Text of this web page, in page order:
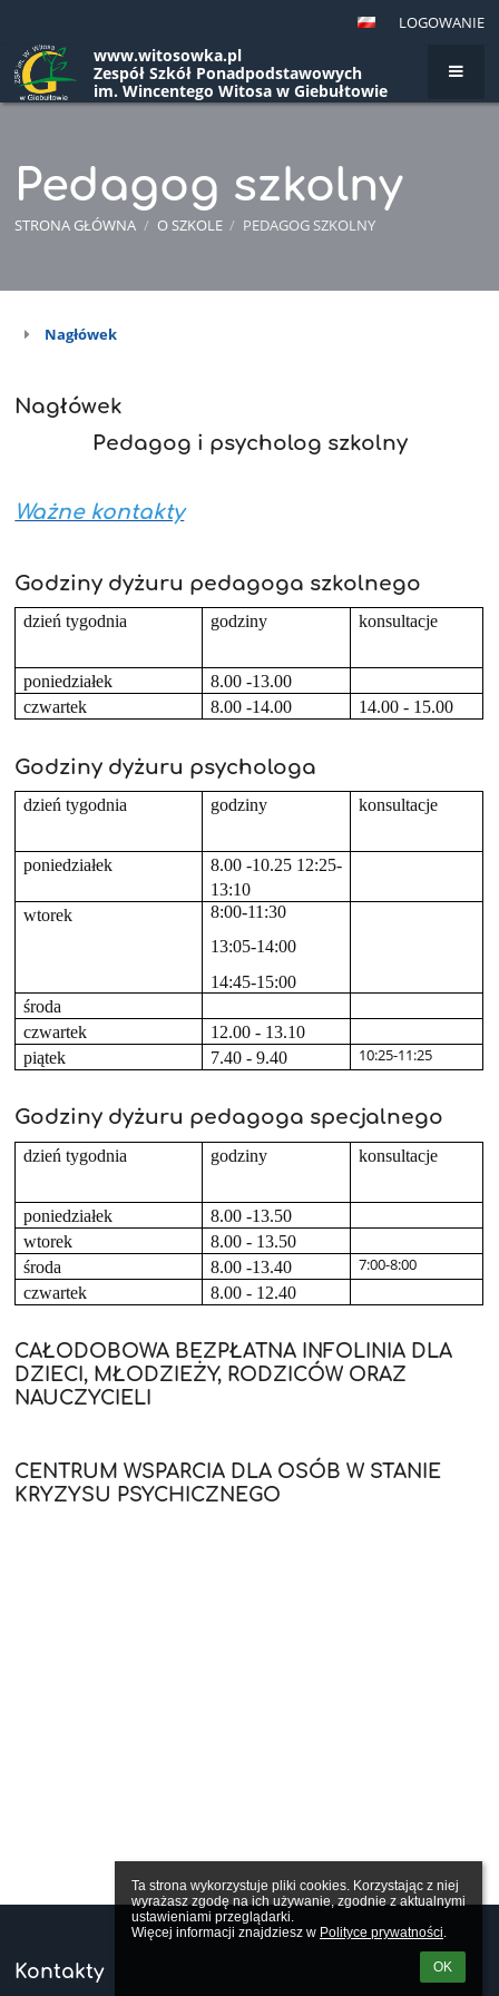
Ta strona wykorzystuje pliki cookies. Korzystając z niej
wyrażasz zgodę na ich używanie, zgodnie z aktualnymi
ustawieniami przeglądarki.
Więcej informacji znajdziesz w Polityce prywatności.
OK
LOGOWANIE
www.witosowka.pl
Zespół Szkół Ponadpodstawowych
im. Wincentego Witosa w Giebułtowie
Pedagog szkolny
STRONA GŁÓWNA / O SZKOLE / PEDAGOG SZKOLNY
Pedagog
Nagłówek
Nagłówek
Pedagog i psycholog szkolny
Ważne kontakty
Godziny dyżuru pedagoga szkolnego
dzień tygodnia godziny konsultacje
poniedziałek
8.00 -13.00
czwartek
8.00 -14.00 14.00 - 15.00
Godziny dyżuru psychologa
dzień tygodnia godziny konsultacje
poniedziałek
8.00 -10.25 12:25-
13:10
wtorek
8:00-11:30
13:05-14:00
14:45-15:00
środa
czwartek
12.00 - 13.10
piątek
7.40 - 9.40 10:25-11:25
Godziny dyżuru pedagoga specjalnego
dzień tygodnia godziny konsultacje
poniedziałek
8.00 -13.50
wtorek
8.00 - 13.50
środa
8.00 -13.40 7:00-8:00
czwartek 8.00 - 12.40
CAŁODOBOWA BEZPŁATNA INFOLINIA DLA
DZIECI, MŁODZIEŻY, RODZICÓW ORAZ
NAUCZYCIELI
CENTRUM WSPARCIA DLA OSÓB W STANIE
KRYZYSU PSYCHICZNEGO
Kontakty